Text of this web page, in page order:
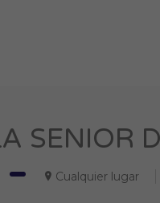
SENIOR
Cualquier lugar